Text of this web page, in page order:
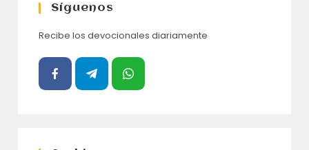
Síguenos
Recibe los devocionales diariamente